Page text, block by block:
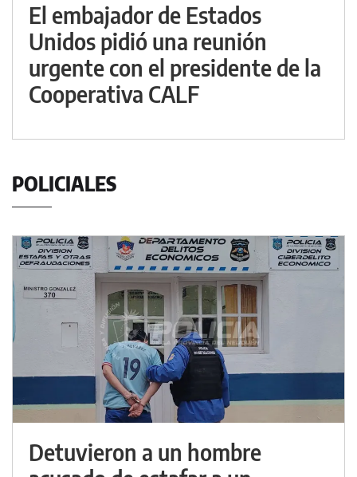
El embajador de Estados
Unidos pidió una reunión
urgente con el presidente de la
Cooperativa CALF
POLICIALES
Detuvieron a un hombre